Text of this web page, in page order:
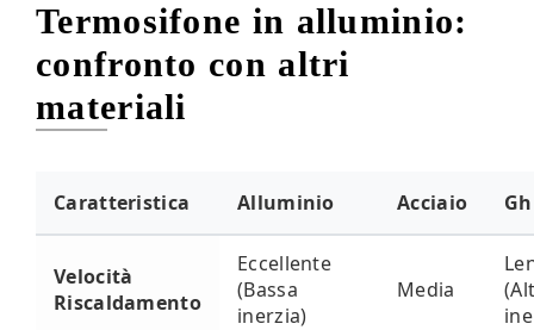
Termosifone in alluminio:
confronto con altri
materiali
Caratteristica Alluminio Acciaio
Velocità
Riscaldamento
Eccellente
(Bassa
inerzia)
Media